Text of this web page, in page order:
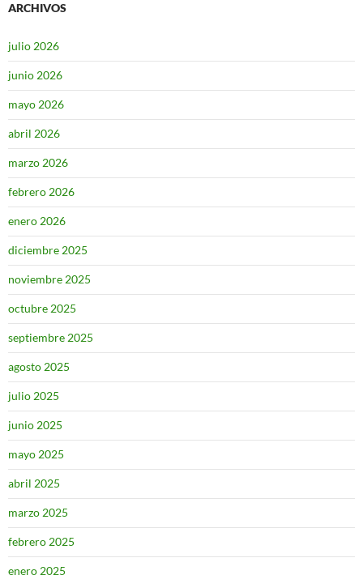
ARCHIVOS
julio 2026
junio 2026
mayo 2026
abril 2026
marzo 2026
febrero 2026
enero 2026
diciembre 2025
noviembre 2025
octubre 2025
septiembre 2025
agosto 2025
julio 2025
junio 2025
mayo 2025
abril 2025
marzo 2025
febrero 2025
enero 2025